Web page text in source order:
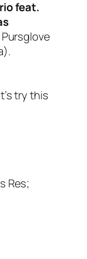
feat.
try this
Res;